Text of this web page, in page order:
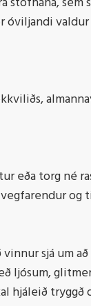
eða torg
og
sjá um
ljósum,
hjáleið